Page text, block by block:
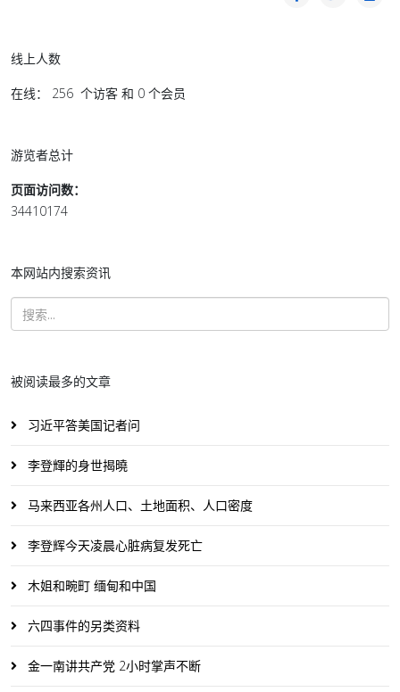
线上人数
在线： 256 个访客 和 0 个会员
游览者总计
页面访问数：
34410174
本网站内搜索资讯
被阅读最多的文章
习近平答美国记者问
李登輝的身世揭曉
马来西亚各州人口、土地面积、人口密度
李登辉今天凌晨心脏病复发死亡
木姐和畹町 缅甸和中国
六四事件的另类资料
金一南讲共产党 2小时掌声不断